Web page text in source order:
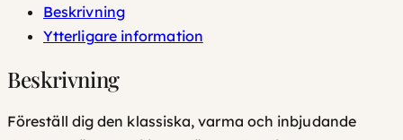
o
o
Beskrivning
Ytterligare information
Beskrivning
Föreställ dig den klassiska, varma och inbjudande